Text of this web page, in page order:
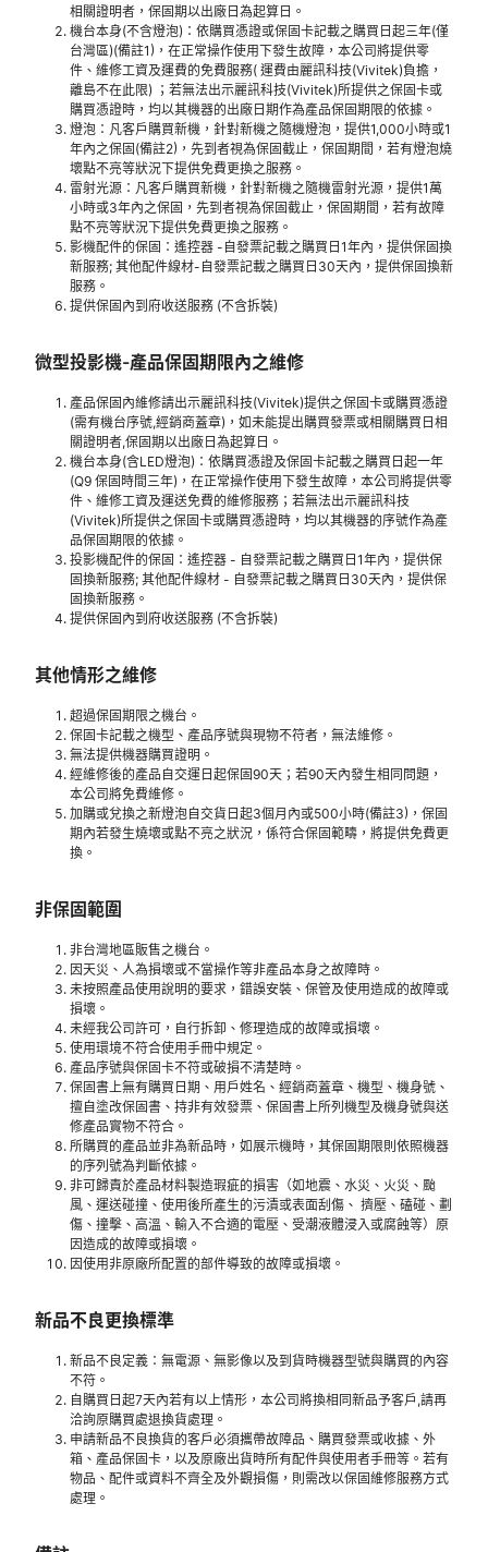
相關證明者，保固期以出廠日為起算日。
機台本身(不含燈泡)：依購買憑證或保固卡記載之購買日起三年(僅
台灣區)(備註1)，在正常操作使用下發生故障，本公司將提供零
件、維修工資及運費的免費服務( 運費由麗訊科技(Vivitek)負擔，
離島不在此限) ；若無法出示麗訊科技(Vivitek)所提供之保固卡或
購買憑證時，均以其機器的出廠日期作為產品保固期限的依據。
燈泡：凡客戶購買新機，針對新機之隨機燈泡，提供1,000小時或1
年內之保固(備註2)，先到者視為保固截止，保固期間，若有燈泡燒
壞點不亮等狀況下提供免費更換之服務。
雷射光源：凡客戶購買新機，針對新機之隨機雷射光源，提供1萬
小時或3年內之保固，先到者視為保固截止，保固期間，若有故障
點不亮等狀況下提供免費更換之服務。
影機配件的保固：遙控器 -自發票記載之購買日1年內，提供保固換
新服務; 其他配件線材-自發票記載之購買日30天內，提供保固換新
服務。
提供保固內到府收送服務 (不含拆裝)
微型投影機-產品保固期限內之維修
產品保固內維修請出示麗訊科技(Vivitek)提供之保固卡或購買憑證
(需有機台序號,經銷商蓋章)，如未能提出購買發票或相關購買日相
關證明者,保固期以出廠日為起算日。
機台本身(含LED燈泡)：依購買憑證及保固卡記載之購買日起一年
(Q9 保固時間三年)，在正常操作使用下發生故障，本公司將提供零
件、維修工資及運送免費的維修服務；若無法出示麗訊科技
(Vivitek)所提供之保固卡或購買憑證時，均以其機器的序號作為產
品保固期限的依據。
投影機配件的保固：遙控器 - 自發票記載之購買日1年內，提供保
固換新服務; 其他配件線材 - 自發票記載之購買日30天內，提供保
固換新服務。
提供保固內到府收送服務 (不含拆裝)
其他情形之維修
超過保固期限之機台。
保固卡記載之機型、產品序號與現物不符者，無法維修。
無法提供機器購買證明。
經維修後的產品自交運日起保固90天；若90天內發生相同問題，
本公司將免費維修。
加購或兌換之新燈泡自交貨日起3個月內或500小時(備註3)，保固
期內若發生燒壞或點不亮之狀況，係符合保固範疇，將提供免費更
換。
非保固範圍
非台灣地區販售之機台。
因天災、人為損壞或不當操作等非產品本身之故障時。
未按照產品使用說明的要求，錯誤安裝、保管及使用造成的故障或
損壞。
未經我公司許可，自行拆卸、修理造成的故障或損壞。
使用環境不符合使用手冊中規定。
產品序號與保固卡不符或破損不清楚時。
保固書上無有購買日期、用戶姓名、經銷商蓋章、機型、機身號、
擅自塗改保固書、持非有效發票、保固書上所列機型及機身號與送
修產品實物不符合。
所購買的產品並非為新品時，如展示機時，其保固期限則依照機器
的序列號為判斷依據。
非可歸責於產品材料製造瑕疵的損害（如地震、水災、火災、颱
風、運送碰撞、使用後所產生的污漬或表面刮傷、 擠壓、磕碰、劃
傷、撞擊、高溫、輸入不合適的電壓、受潮液體浸入或腐蝕等）原
因造成的故障或損壞。
因使用非原廠所配置的部件導致的故障或損壞。
新品不良更換標準
新品不良定義：無電源、無影像以及到貨時機器型號與購買的內容
不符。
自購買日起7天內若有以上情形，本公司將換相同新品予客戶,請再
洽詢原購買處退換貨處理。
申請新品不良換貨的客戶必須攜帶故障品、購買發票或收據、外
箱、產品保固卡，以及原廠出貨時所有配件與使用者手冊等。若有
物品、配件或資料不齊全及外觀損傷，則需改以保固維修服務方式
處理。